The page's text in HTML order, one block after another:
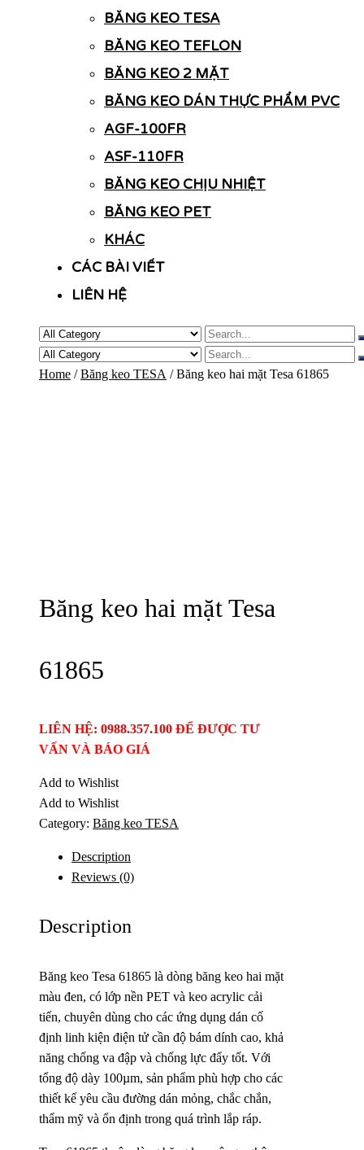
BĂNG KEO TESA
BĂNG KEO TEFLON
BĂNG KEO 2 MẶT
BĂNG KEO DÁN THỰC PHẨM PVC
AGF-100FR
ASF-110FR
BĂNG KEO CHỊU NHIỆT
BĂNG KEO PET
KHÁC
CÁC BÀI VIẾT
LIÊN HỆ
Home /Băng keo TESA / Băng keo hai mặt Tesa 61865
Băng keo hai mặt Tesa
61865
LIÊN HỆ: 0988.357.100 ĐỂ ĐƯỢC TƯ
VẤN VÀ BÁO GIÁ
Add to Wishlist
Add to Wishlist
Category: Băng keo TESA
Description
Reviews (0)
Description
Băng keo Tesa 61865 là dòng băng keo hai mặt
màu đen, có lớp nền PET và keo acrylic cải
tiến, chuyên dùng cho các ứng dụng dán cố
định linh kiện điện tử cần độ bám dính cao, khả
năng chống va đập và chống lực đẩy tốt. Với
tổng độ dày 100µm, sản phẩm phù hợp cho các
thiết kế yêu cầu đường dán mỏng, chắc chắn,
thẩm mỹ và ổn định trong quá trình lắp ráp.